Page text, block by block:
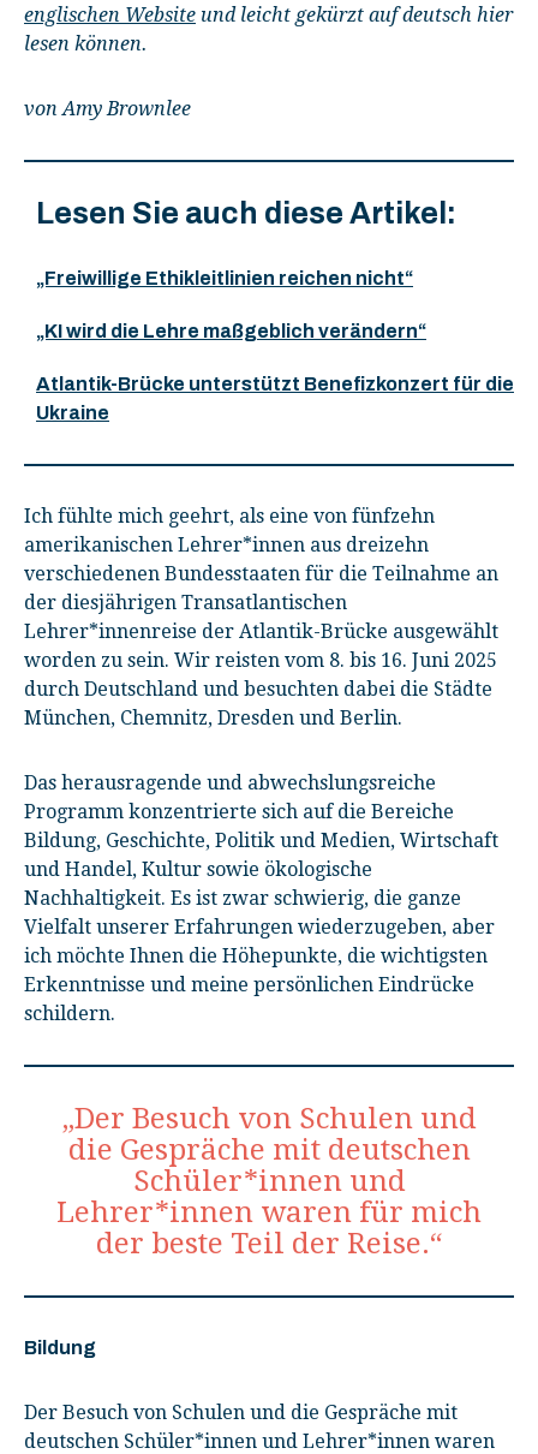
englischen Website und leicht gekürzt auf deutsch hier
lesen können.
von Amy Brownlee
Lesen Sie auch diese Artikel:
„Freiwillige Ethikleitlinien reichen nicht“
„KI wird die Lehre maßgeblich verändern“
Atlantik-Brücke unterstützt Benefizkonzert für die
Ukraine
Ich fühlte mich geehrt, als eine von fünfzehn
amerikanischen Lehrer*innen aus dreizehn
verschiedenen Bundesstaaten für die Teilnahme an
der diesjährigen Transatlantischen
Lehrer*innenreise der Atlantik-Brücke ausgewählt
worden zu sein. Wir reisten vom 8. bis 16. Juni 2025
durch Deutschland und besuchten dabei die Städte
München, Chemnitz, Dresden und Berlin.
Das herausragende und abwechslungsreiche
Programm konzentrierte sich auf die Bereiche
Bildung, Geschichte, Politik und Medien, Wirtschaft
und Handel, Kultur sowie ökologische
Nachhaltigkeit. Es ist zwar schwierig, die ganze
Vielfalt unserer Erfahrungen wiederzugeben, aber
ich möchte Ihnen die Höhepunkte, die wichtigsten
Erkenntnisse und meine persönlichen Eindrücke
schildern.
„Der Besuch von Schulen und
die Gespräche mit deutschen
Schüler*innen und
Lehrer*innen waren für mich
der beste Teil der Reise.“
Bildung
Der Besuch von Schulen und die Gespräche mit
deutschen Schüler*innen und Lehrer*innen waren